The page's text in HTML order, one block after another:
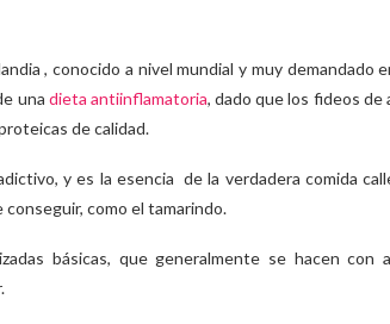
, conocido a nivel mundial y muy demandado
una dieta antiinflamatoria, dado que los fideos de
de calidad.
y es la esencia de la verdadera comida
como el tamarindo.
básicas, que generalmente se hacen con